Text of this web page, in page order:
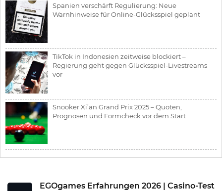
Spanien verschärft Regulierung: Neue
Warnhinweise für Online-Glücksspiel geplant
TikTok in Indonesien zeitweise blockiert –
Regierung geht gegen Glücksspiel-Livestreams
vor
Snooker Xi’an Grand Prix 2025 – Quoten,
Prognosen und Formcheck vor dem Start
EGOgames Erfahrungen 2026 | Casino-Test